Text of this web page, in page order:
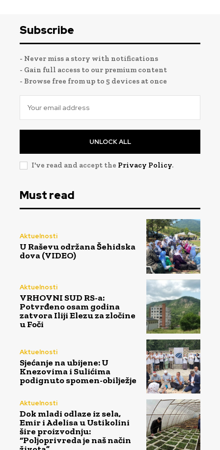
Subscribe
- Never miss a story with notifications
- Gain full access to our premium content
- Browse free from up to 5 devices at once
UNLOCK ALL
I've read and accept the Privacy Policy.
Must read
Aktuelnosti
U Raševu održana Šehidska
dova (VIDEO)
Aktuelnosti
VRHOVNI SUD RS-a:
Potvrđeno osam godina
zatvora Iliji Elezu za zločine
u Foči
Aktuelnosti
Sjećanje na ubijene: U
Knezovima i Sulićima
podignuto spomen-obilježje
Aktuelnosti
Dok mladi odlaze iz sela,
Emir i Adelisa u Ustikolini
šire proizvodnju:
“Poljoprivreda je naš način